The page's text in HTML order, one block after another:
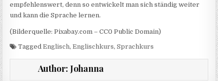
empfehlenswert, denn so entwickelt man sich ständig weiter
und kann die Sprache lernen.
(Bilderquelle: Pixabay.com – CC0 Public Domain)
TaggedEnglisch,Englischkurs,Sprachkurs
Author: Johanna